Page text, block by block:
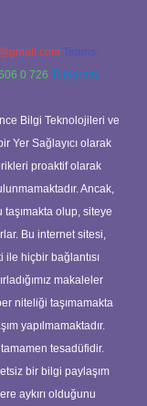
Teams:
0 726 Telegram:
Bilgi Teknolojileri ve
Yer Sağlayıcı olarak
proaktif olarak
Ancak,
olup, siteye
Bu internet sitesi,
ile hiçbir bağlantısı
makaleler
niteliği taşımamakta
yapılmamaktadır.
tesadüfidir.
bir bilgi paylaşım
aykırı olduğunu